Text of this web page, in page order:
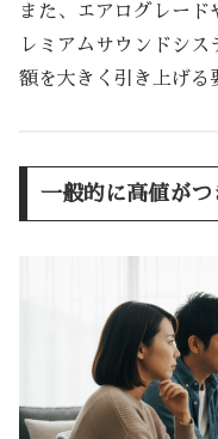
また、エアログレード
レミアムサウンドシ
額を大きく引き上げる
一般的に高値がつ